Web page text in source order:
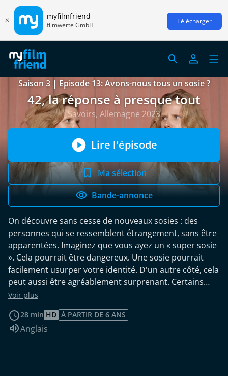
myfilmfriend
filmwerte GmbH Télécharger
Saison 3 | Episode 13: Avons-nous tous un sosie ?
42, la réponse à presque tout
Savoirs, Allemagne 2023
Lire l'épisode
Ma sélection
Bande-annonce
On découvre sans cesse de nouveaux sosies : des
personnes qui se ressemblent étrangement, sans être
apparentées. Imaginez que vous ayez un « super sosie
». Cela pourrait être dangereux. Une sosie pourrait
facilement usurper votre identité. D'un autre côté, cela
peut aussi être agréablement surprenant. Certains
seraient ravis de rencontrer leur reflet dans la vraie
probabilité d'avoir un sosie ?
Voir plus
28 min HD À PARTIR DE 6 ANS
Audio :
Anglais